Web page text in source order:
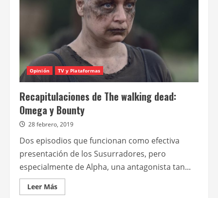
regresa
Channel
seis
nuevos
episodios
Opinión TV y Plataformas
Recapitulaciones de The walking dead:
Omega y Bounty
28 febrero, 2019
Dos episodios que funcionan como efectiva
presentación de los Susurradores, pero
especialmente de Alpha, una antagonista tan...
Leer MásLeer
más